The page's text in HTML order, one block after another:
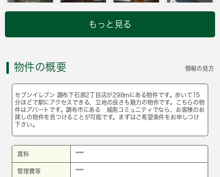
もっと見る
物件の概要 情報の見方
セブンイレブン 調布下石原2丁目店が298mにある物件です。歩いて15
分ほどで駅にアクセスできる、立地の良さも魅力の物件です。こちらの物
件はアパートです。調布市にある 城南コミュニティでなら、お客様のお
探しの物件を見つけることが可能です。まずはご希望条件をお申しつけ
下さい。
賃料 ****
管理費等 ****